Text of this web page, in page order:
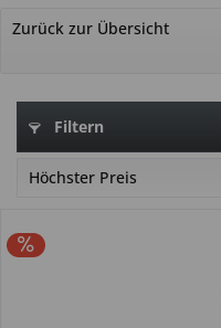
Zurück zur Übersicht
Filtern